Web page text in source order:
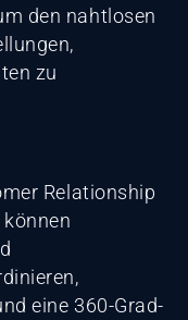
den nahtlosen
zu
Relationship
eine 360-Grad-